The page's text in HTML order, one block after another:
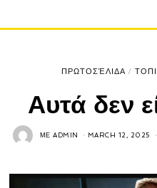
ΠΡΩΤΟΣΈΛΙΔΑ /
Αυτά δεν
ΜΕADMIN MARCH 12, 2025